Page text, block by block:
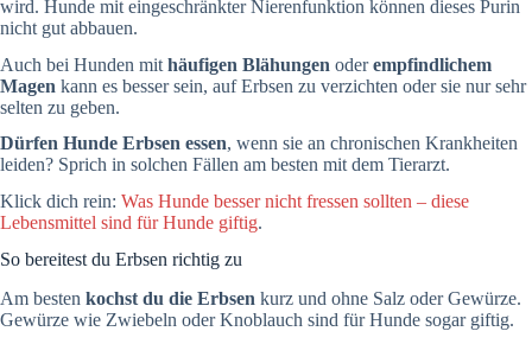
wird. Hunde mit eingeschränkter Nierenfunktion können dieses Purin
nicht gut abbauen.
Auch bei Hunden mit häufigen Blähungen oderempfindlichem
Magen kann es besser sein, auf Erbsen zu verzichten oder sie nur sehr
selten zu geben.
Dürfen Hunde Erbsen essen, wenn sie an chronischen Krankheiten
leiden? Sprich in solchen Fällen am besten mit dem Tierarzt.
Klick dich rein: Was Hunde besser nicht fressen sollten – diese
Lebensmittel sind für Hunde giftig.
So bereitest du Erbsen richtig zu
Am besten kochst du die Erbsen kurz und ohne Salz oder Gewürze.
Gewürze wie Zwiebeln oder Knoblauch sind für Hunde sogar giftig.